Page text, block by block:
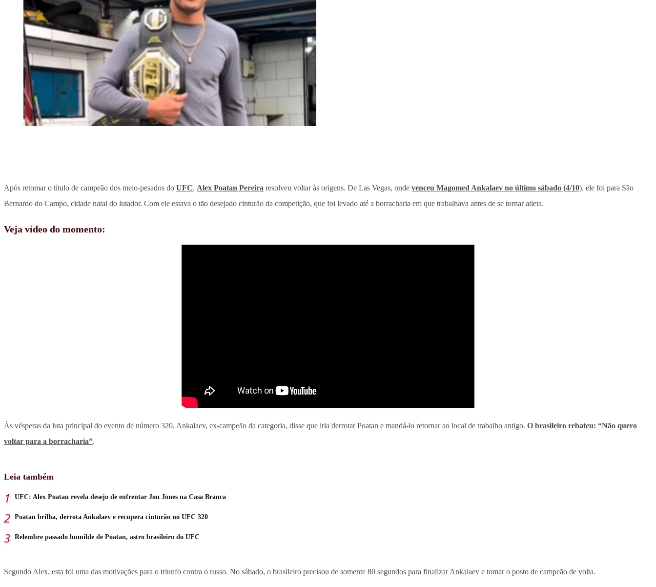
Após retomar o título de campeão dos meio-pesados do UFC, Alex Poatan Pereira resolveu voltar às origens. De Las Vegas, onde venceu Magomed Ankalaev no último sábado (4/10), ele foi para São
Bernardo do Campo, cidade natal do lutador. Com ele estava o tão desejado cinturão da competição, que foi levado até a borracharia em que trabalhava antes de se tornar atleta.
Veja vídeo do momento:
Às vésperas da luta principal do evento de número 320, Ankalaev, ex-campeão da categoria, disse que iria derrotar Poatan e mandá-lo retornar ao local de trabalho antigo. O brasileiro rebateu: “Não quero
voltar para a borracharia”.
Leia também
UFC: Alex Poatan revela desejo de enfrentar Jon Jones na Casa Branca
Poatan brilha, derrota Ankalaev e recupera cinturão no UFC 320
Relembre passado humilde de Poatan, astro brasileiro do UFC
Segundo Alex, esta foi uma das motivações para o triunfo contra o russo. No sábado, o brasileiro precisou de somente 80 segundos para finalizar Ankalaev e tomar o posto de campeão de volta.